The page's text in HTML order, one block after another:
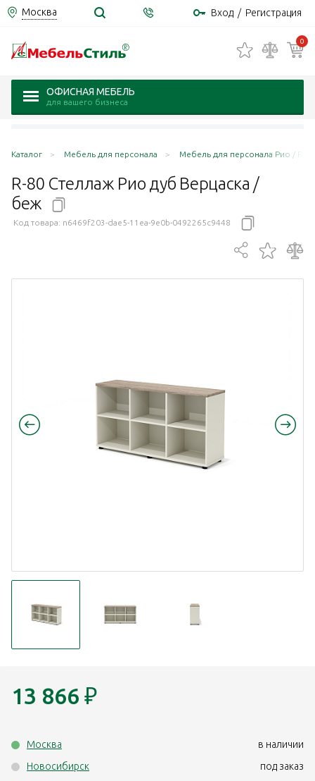
Москва Вход / Регистрация
0
ОФИСНАЯ МЕБЕЛЬ
для вашего бизнеса
Каталог Мебель для персонала Мебель для персонала Рио / Rio
R-80 Стеллаж Рио дуб Верцаска /
беж
Код товара: n6469f203-dae5-11ea-9e0b-0492265c9448
13 866 ₽
Москва
в наличии
Новосибирск
под заказ